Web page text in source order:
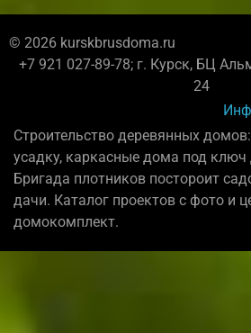
© 2026 kurskbrusdoma.ru
+7 921 027-89-78; г. Курск, БЦ
24
Строительство деревянных
усадку, каркасные дома под
Бригада плотников постороит
дачи. Каталог проектов с фото и
домокомплект.